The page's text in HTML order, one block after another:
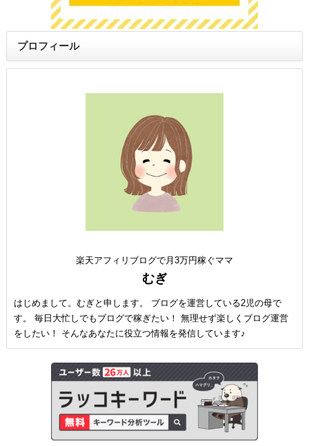
プロフィール
楽天アフィリブログで月3万円稼ぐママ
むぎ
はじめまして。むぎと申します。 ブログを運営している2児の母で
す。 毎日大忙しでもブログで稼ぎたい！ 無理せず楽しくブログ運営
をしたい！ そんなあなたに役立つ情報を発信しています♪